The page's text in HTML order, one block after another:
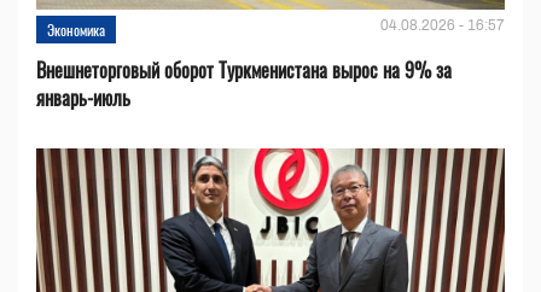
Экономика 04.08.2026 - 16:57
Внешнеторговый оборот Туркменистана вырос на 9% за
январь-июль